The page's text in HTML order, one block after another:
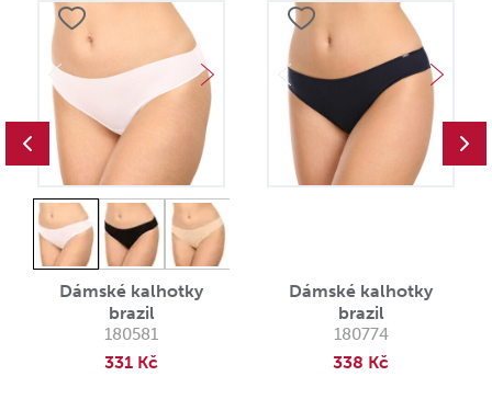
Dámské kalhotky
brazil
180581
331 Kč
Dámské kalhotky
brazil
180774
338 Kč